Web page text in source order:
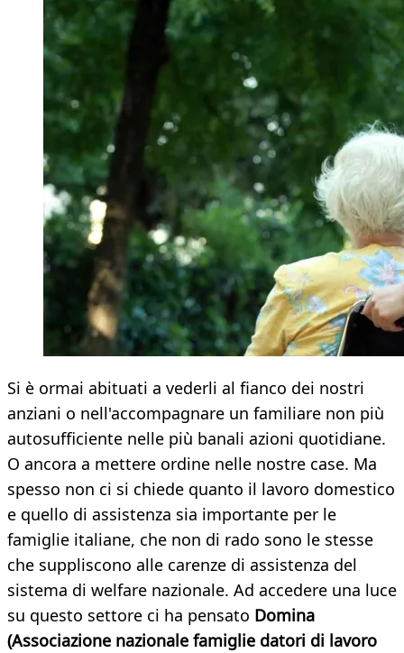
Si è ormai abituati a vederli al fianco dei nostri
anziani o nell'accompagnare un familiare non più
autosufficiente nelle più banali azioni quotidiane.
O ancora a mettere ordine nelle nostre case. Ma
spesso non ci si chiede quanto il lavoro domestico
e quello di assistenza sia importante per le
famiglie italiane, che non di rado sono le stesse
che suppliscono alle carenze di assistenza del
sistema di welfare nazionale. Ad accedere una luce
su questo settore ci ha pensato Domina
(Associazione nazionale famiglie datori di lavoro